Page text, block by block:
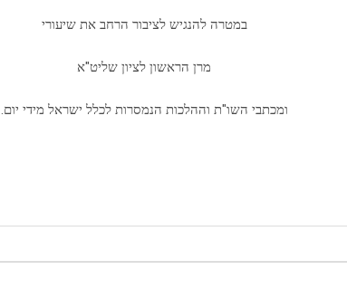
במטרה להנגיש לציבור הרחב את שיעורי
מרן הראשון לציון שליט"א
ומכתבי השו"ת וההלכות הנמסרות לכלל ישראל מידי יום.